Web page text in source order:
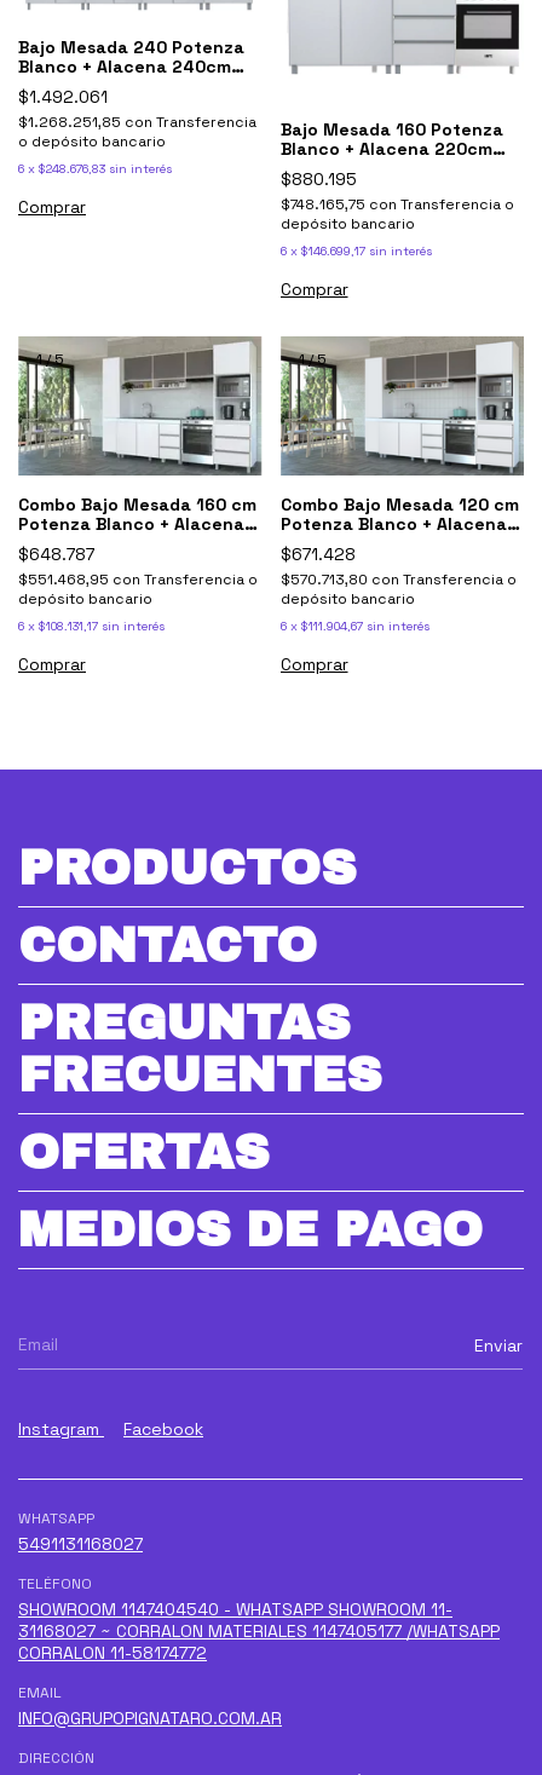
Bajo Mesada 240 Potenza
Blanco + Alacena 240cm
Sorrento Gris
$1.492.061
$1.268.251,85 con Transferencia
o depósito bancario
6 x $248.676,83 sin interés
Bajo Mesada 160 Potenza
Blanco + Alacena 220cm
Sorrento Gris
$880.195
$748.165,75 con Transferencia o
depósito bancario
6 x $146.699,17 sin interés
1/5
Combo Bajo Mesada 160 cm
Potenza Blanco + Alacena
Sorrento
$648.787
$551.468,95 con Transferencia o
depósito bancario
6 x $108.131,17 sin interés
1/5
Combo Bajo Mesada 120 cm
Potenza Blanco + Alacena
Sorrento Gris
$671.428
$570.713,80 con Transferencia o
depósito bancario
6 x $111.904,67 sin interés
PRODUCTOS
CONTACTO
PREGUNTAS
FRECUENTES
OFERTAS
MEDIOS DE PAGO
Instagram Facebook
WHATSAPP
5491131168027
TELÉFONO
SHOWROOM 1147404540 - WHATSAPP SHOWROOM 11-
31168027 ~ CORRALON MATERIALES 1147405177 /WHATSAPP
CORRALON 11-58174772
EMAIL
INFO@GRUPOPIGNATARO.COM.AR
DIRECCIÓN